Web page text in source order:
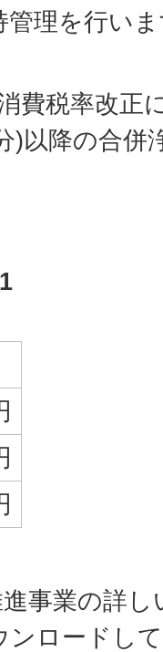
理を行い
費税率改正
)以降の合併
事業の詳
ロードし